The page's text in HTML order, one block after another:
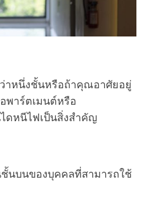
าหนึ่งชั้นหรือถ้าคุณอาศัยอยู่
พาร์ตเมนต์หรือ
ดหนีไฟเป็นสิ่งสำคัญ
นบนของบุคคลที่สามารถใช้